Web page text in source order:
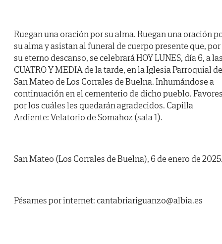
Ruegan una oración por su alma. Ruegan una oración
su alma y asistan al funeral de cuerpo presente que, por
su eterno descanso, se celebrará HOY LUNES, día 6, a
CUATRO Y MEDIA de la tarde, en la Iglesia Parroquial de
San Mateo de Los Corrales de Buelna. Inhumándose a
continuación en el cementerio de dicho pueblo.
por los cuáles les quedarán agradecidos. Capilla
Ardiente: Velatorio de Somahoz (sala 1).
San Mateo (Los Corrales de Buelna), 6 de enero de
Pésames por internet: cantabriariguanzo@albia.es